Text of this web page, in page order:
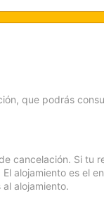
que podrás
cancelación. Si tu
alojamiento es el
alojamiento.